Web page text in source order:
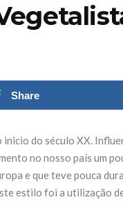
Share
do século XX.
no nosso país um
e que teve pouca
estilo foi a utilização